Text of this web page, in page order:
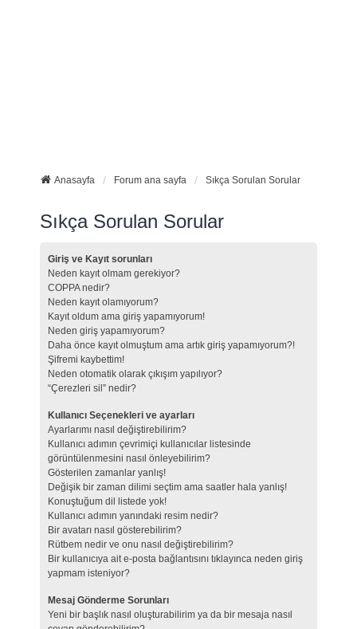
Anasayfa Forum ana sayfa Sıkça Sorulan Sorular
Sıkça Sorulan Sorular
Giriş ve Kayıt sorunları
Neden kayıt olmam gerekiyor?
COPPA nedir?
Neden kayıt olamıyorum?
Kayıt oldum ama giriş yapamıyorum!
Neden giriş yapamıyorum?
Daha önce kayıt olmuştum ama artık giriş yapamıyorum?!
Şifremi kaybettim!
Neden otomatik olarak çıkışım yapılıyor?
“Çerezleri sil” nedir?
Kullanıcı Seçenekleri ve ayarları
Ayarlarımı nasıl değiştirebilirim?
Kullanıcı adımın çevrimiçi kullanıcılar listesinde
görüntülenmesini nasıl önleyebilirim?
Gösterilen zamanlar yanlış!
Değişik bir zaman dilimi seçtim ama saatler hala yanlış!
Konuştuğum dil listede yok!
Kullanıcı adımın yanındaki resim nedir?
Bir avatarı nasıl gösterebilirim?
Rütbem nedir ve onu nasıl değiştirebilirim?
Bir kullanıcıya ait e-posta bağlantısını tıklayınca neden giriş
yapmam isteniyor?
Mesaj Gönderme Sorunları
Yeni bir başlık nasıl oluşturabilirim ya da bir mesaja nasıl